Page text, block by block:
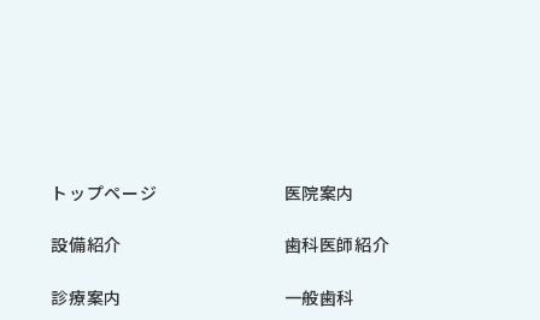
トップページ 医院案内
設備紹介 歯科医師紹介
診療案内 一般歯科